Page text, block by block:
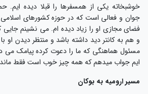
یکی از همسفرها را قبلا دیده ایم.
و فعالی است که در حوزه کشورهای اسلامی
مجازی او را زیاد دیده ام. می نشینم جایی
هم به کانتر دید داشته باشد و منتظر دیدن او با
هماهنگی که ما را دعوت کرده پیامک می دهد
جواب میدهم که همه چیز خوب است فقط مانده
ارومیه به بوکان